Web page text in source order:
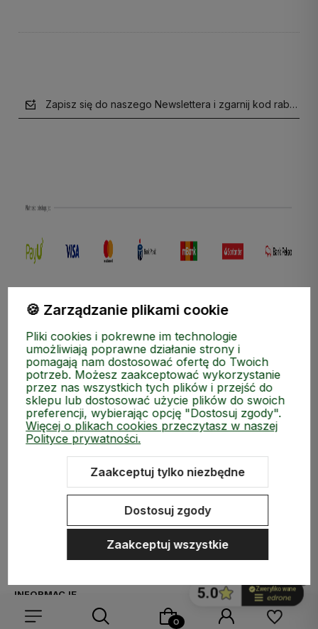
Zapisz się do naszego Newslettera i zgarnij kod
MEDIA SPOŁECZNOŚCIOWE
MOJE KONTO
INFORMACJE
🍪 Zarządzanie plikami cookie
Pliki cookies i pokrewne im technologie
umożliwiają poprawne działanie strony i
pomagają nam dostosować ofertę do Twoich
potrzeb. Możesz zaakceptować wykorzystanie
przez nas wszystkich tych plików i przejść do
sklepu lub dostosować użycie plików do swoich
preferencji, wybierając opcję "Dostosuj zgody".
Więcej o plikach cookies przeczytasz w naszej
Polityce prywatności.
Zaakceptuj tylko niezbędne
Dostosuj zgody
Zaakceptuj wszystkie